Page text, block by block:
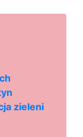
zieleni